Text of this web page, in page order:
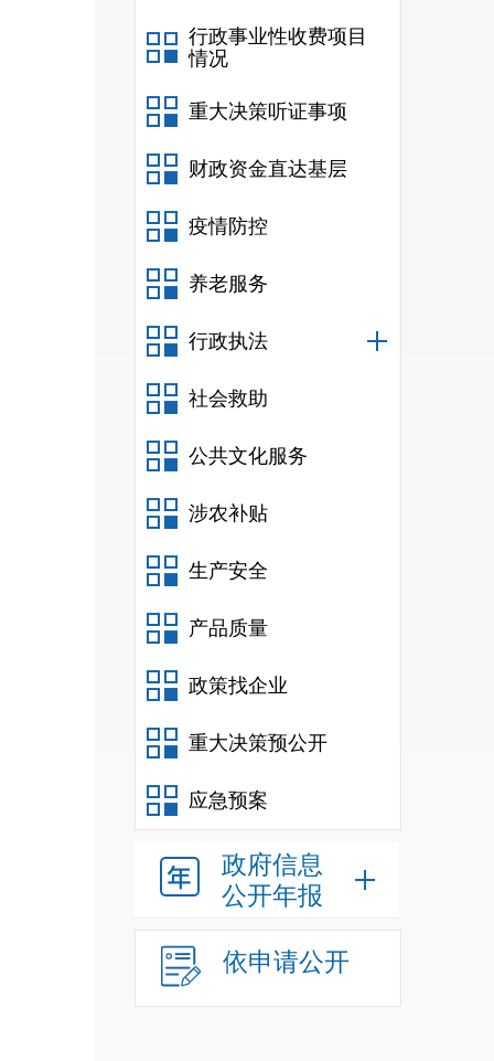
行政事业性收费项目
情况
重大决策听证事项
财政资金直达基层
疫情防控
养老服务
行政执法
社会救助
公共文化服务
涉农补贴
生产安全
产品质量
政策找企业
重大决策预公开
应急预案
政府信息
公开年报
依申请公开